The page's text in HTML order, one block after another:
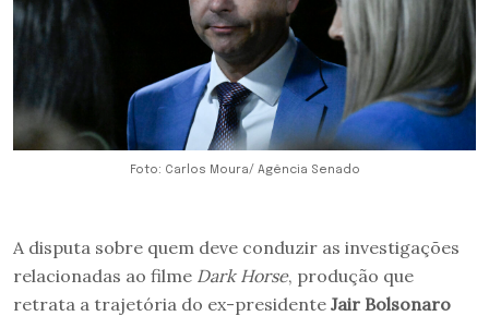
Foto: Carlos Moura/ Agência Senado
A disputa sobre quem deve conduzir as investigações
relacionadas ao filme Dark Horse, produção que
retrata a trajetória do ex-presidente Jair Bolsonaro